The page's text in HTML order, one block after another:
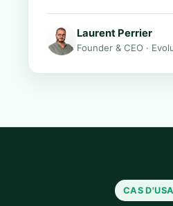
Laurent Perrier
Founder & CEO ·
CAS